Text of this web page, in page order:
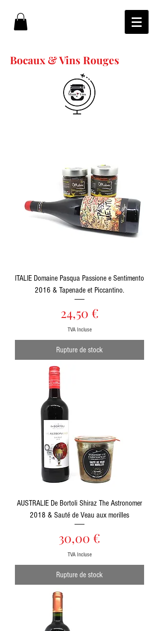
Bocaux & Vins Rouges
ITALIE Domaine Pasqua Passione e Sentimento
2016 & Tapenade et Piccantino.
Prix
24,50 €
TVA Incluse
Rupture de stock
AUSTRALIE De Bortoli Shiraz The Astronomer
2018 & Sauté de Veau aux morilles
Prix
30,00 €
TVA Incluse
Rupture de stock